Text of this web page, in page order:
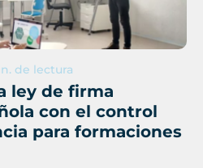
de lectura
ley de firma
con el control
para formaciones